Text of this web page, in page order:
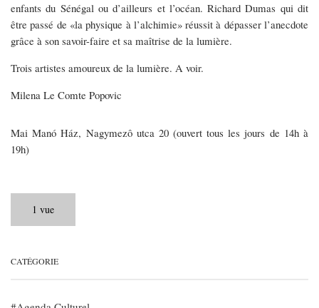
enfants du Sénégal ou d’ailleurs et l’océan. Richard Dumas qui dit
être passé de «la physique à l’alchimie» réussit à dépasser l’anecdote
grâce à son savoir-faire et sa maîtrise de la lumière.
Trois artistes amoureux de la lumière. A voir.
Milena Le Comte Popovic
Mai Manó Ház, Nagymezô utca 20 (ouvert tous les jours de 14h à
19h)
1 vue
CATÉGORIE